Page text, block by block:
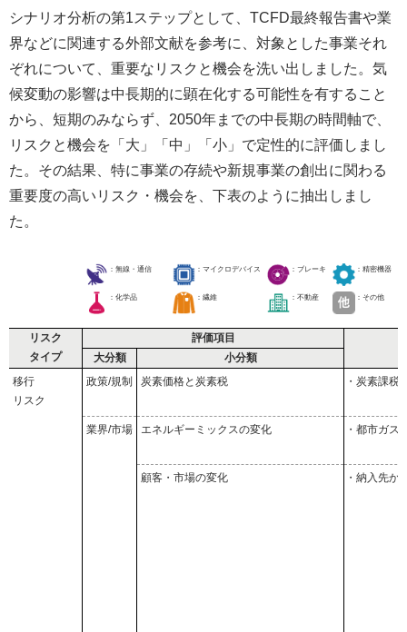
シナリオ分析の第1ステップとして、TCFD最終報告書や業
界などに関連する外部文献を参考に、対象とした事業それ
ぞれについて、重要なリスクと機会を洗い出しました。気
候変動の影響は中長期的に顕在化する可能性を有すること
から、短期のみならず、2050年までの中長期の時間軸で、
リスクと機会を「大」「中」「小」で定性的に評価しまし
た。その結果、特に事業の存続や新規事業の創出に関わる
重要度の高いリスク・機会を、下表のように抽出しまし
た。
：無線・通信 ：マイクロデバイス ：ブレーキ ：精密機器
：化学品 ：繊維 ：不動産 ：その他
リスク
タイプ
評価項目
大分類
小分類
移行
リスク
政策/規制 炭素価格と炭素税 ・炭素課税
業界/市場 エネルギーミックスの変化 ・都市ガス
顧客・市場の変化 ・納入先か